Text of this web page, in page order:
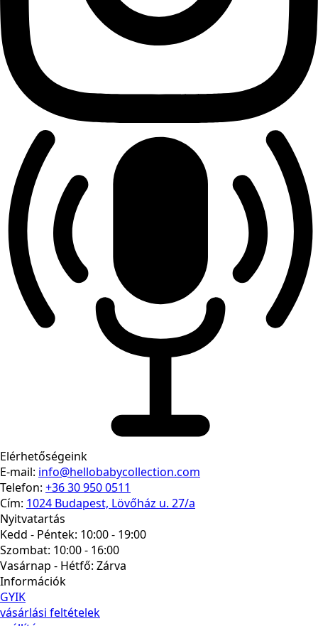
Elérhetőségeink
E-mail: info@hellobabycollection.com
Telefon: +36 30 950 0511
Cím: 1024 Budapest, Lövőház u. 27/a
Nyitvatartás
Kedd - Péntek: 10:00 - 19:00
Szombat: 10:00 - 16:00
Vasárnap - Hétfő: Zárva
Információk
GYIK
vásárlási feltételek